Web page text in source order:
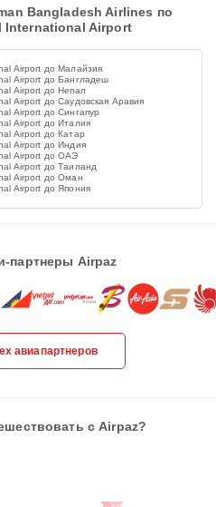
Bangladesh Airlines по
International Airport
Airport до Малайзия
Airport до Бангладеш
Airport до Непал
Airport до Саудовская Аравия
Airport до Сингапур
Airport до Италия
Airport до Катар
Airport до Индия
Airport до ОАЭ
Airport до Таиланд
Airport до Оман
Airport до Япония
партнеры Airpaz
авиапартнеров
с Airpaz?